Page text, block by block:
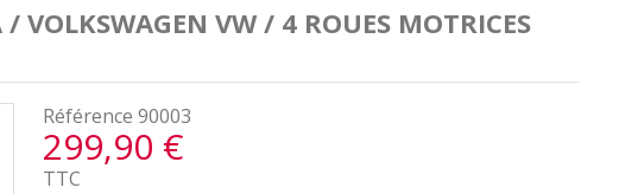
VOLKSWAGEN VW / 4 ROUES MOTRICES
Référence 90003
299,90 €
TTC